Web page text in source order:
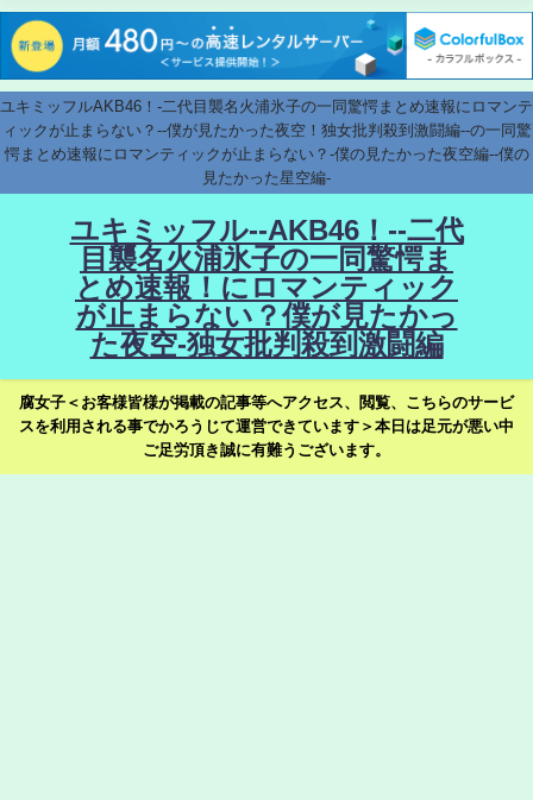
ユキミッフルAKB46！-二代目襲名火浦氷子の一同驚愕まとめ速報にロマンテ
ィックが止まらない？--僕が見たかった夜空！独女批判殺到激闘編--の一同驚
愕まとめ速報にロマンティックが止まらない？-僕の見たかった夜空編--僕の
見たかった星空編-
ユキミッフル--AKB46！--二代
目襲名火浦氷子の一同驚愕ま
とめ速報！にロマンティック
が止まらない？僕が見たかっ
た夜空-独女批判殺到激闘編
腐女子＜お客様皆様が掲載の記事等へアクセス、閲覧、こちらのサービ
スを利用される事でかろうじて運営できています＞本日は足元が悪い中
ご足労頂き誠に有難うございます。